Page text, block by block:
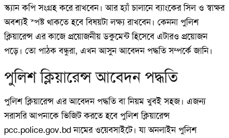
স্ক্যান কপি সংগ্রহ করে রাখবেন। আর হ্যাঁ চালানে ব্যাংকের সিল ও স্বাক্ষর
অবশ্যই স্পষ্ট থাকতে হবে বিষয়টা লক্ষ্য রাখবেন। কেননা পুলিশ
ক্লিয়ারেন্স এর কাজে প্রয়োজনীয় ডকুমেন্ট হিসেবে এটারও প্রয়োজন
পড়ে। তো পাঠক বন্ধুরা, এখন আসুন আবেদন পদ্ধতি সম্পর্কে জানি।
পুলিশ ক্লিয়ারেন্স আবেদন পদ্ধতি
পুলিশ ক্লিয়ারেন্স এর আবেদন পদ্ধতি বা নিয়ম খুবই সহজ। এজন্য
সরাসরি আপনাকে ভিজিট করতে হবে পুলিশ ক্লিয়ারেন্স
pcc.police.gov.bd নামের ওয়েবসাইটে। যা অনলাইন পুলিশ